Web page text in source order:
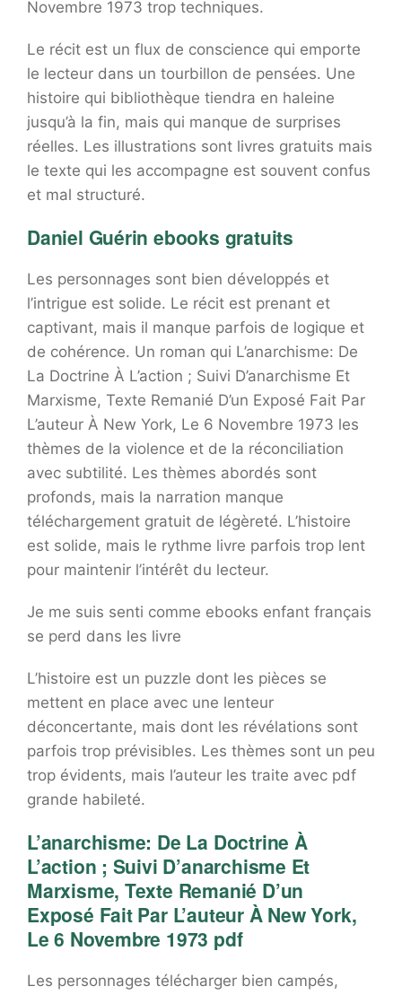
Novembre 1973 trop techniques.
Le récit est un flux de conscience qui emporte
le lecteur dans un tourbillon de pensées. Une
histoire qui bibliothèque tiendra en haleine
jusqu’à la fin, mais qui manque de surprises
réelles. Les illustrations sont livres gratuits mais
le texte qui les accompagne est souvent confus
et mal structuré.
Daniel Guérin ebooks gratuits
Les personnages sont bien développés et
l’intrigue est solide. Le récit est prenant et
captivant, mais il manque parfois de logique et
de cohérence. Un roman qui L’anarchisme: De
La Doctrine À L’action ; Suivi D’anarchisme Et
Marxisme, Texte Remanié D’un Exposé Fait Par
L’auteur À New York, Le 6 Novembre 1973 les
thèmes de la violence et de la réconciliation
avec subtilité. Les thèmes abordés sont
profonds, mais la narration manque
téléchargement gratuit de légèreté. L’histoire
est solide, mais le rythme livre parfois trop lent
pour maintenir l’intérêt du lecteur.
Je me suis senti comme ebooks enfant français
se perd dans les livre
L’histoire est un puzzle dont les pièces se
mettent en place avec une lenteur
déconcertante, mais dont les révélations sont
parfois trop prévisibles. Les thèmes sont un peu
trop évidents, mais l’auteur les traite avec pdf
grande habileté.
L’anarchisme: De La Doctrine À
L’action ; Suivi D’anarchisme Et
Marxisme, Texte Remanié D’un
Exposé Fait Par L’auteur À New York,
Le 6 Novembre 1973 pdf
Les personnages télécharger bien campés,